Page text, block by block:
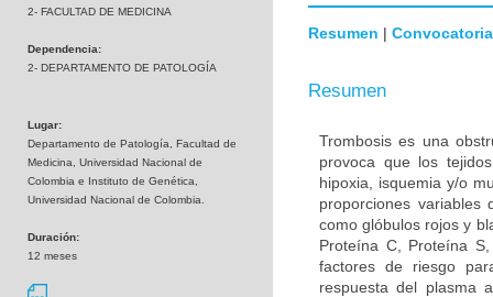
2- FACULTAD DE MEDICINA
Dependencia:
2- DEPARTAMENTO DE PATOLOGÍA
Lugar:
Departamento de Patología, Facultad de
Medicina, Universidad Nacional de
Colombia e Instituto de Genética,
Universidad Nacional de Colombia.
Duración:
12 meses
Resumen | Convocatoria
Resumen
Trombosis es una
provoca que los
hipoxia, isquemia y/o
proporciones variables
como glóbulos rojos y
Proteína C, Proteína
factores de riesgo
respuesta del plasma